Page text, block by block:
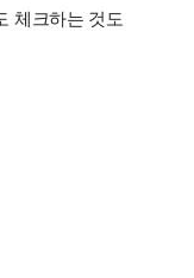
체크하는 것도